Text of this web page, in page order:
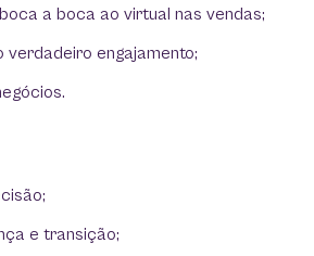
a boca ao virtual nas vendas;
verdadeiro engajamento;
e transição;